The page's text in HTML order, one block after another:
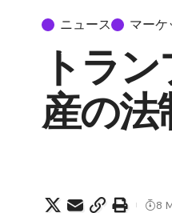
ニュース マーケ
トラ
産の法
8